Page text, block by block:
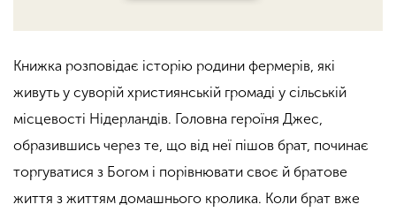
Книжка розповідає історію родини фермерів, які
живуть у суворій християнській громаді у сільській
місцевості Нідерландів. Головна героїня Джес,
образившись через те, що від неї пішов брат, починає
торгуватися з Богом і порівнювати своє й братове
життя з життям домашнього кролика. Коли брат вже